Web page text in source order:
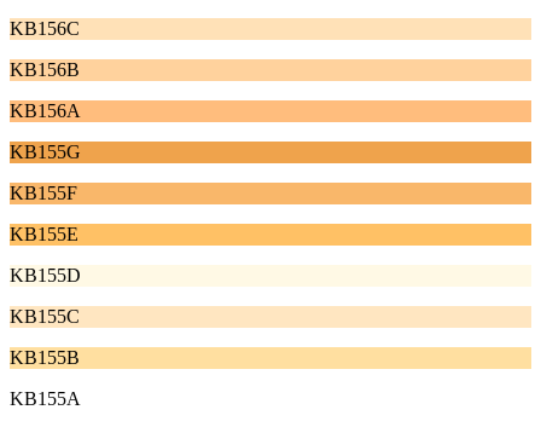
KB156C
KB156B
KB156A
KB155G
KB155F
KB155E
KB155D
KB155C
KB155B
KB155A